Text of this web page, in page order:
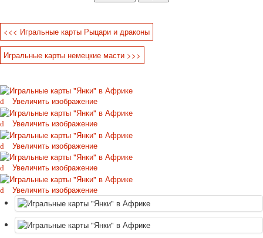
23 февраля
Поздравляю
Свадьба
С днём рождения!
Октябрьская революция
С рождеством
Пасха
9 мая - день победы
Разные пожелания
1 сентября школа
Приглашение
Новости
Новости карточных колод
Новости открыток
О сайте
<<< Игральные карты Рыцари и драконы
Игральные карты немецкие масти >>>
Увеличить изображение
Увеличить изображение
Увеличить изображение
Увеличить изображение
Увеличить изображение